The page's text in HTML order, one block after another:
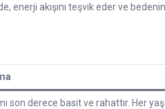
enerji akışını teşvik eder ve
son derece basit ve rahattır. Her